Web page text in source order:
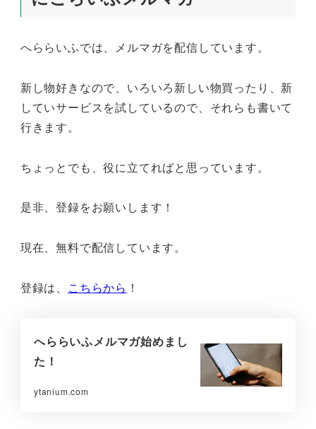
へららいふでは、メルマガを配信しています。
新し物好きなので、いろいろ新しい物買ったり、新
していサービスを試しているので、それらも書いて
行きます。
ちょっとでも、役に立てればと思っています。
是非、登録をお願いします！
現在、無料で配信しています。
登録は、 こちらから ！
へららいふメルマガ始めまし
た！
ytanium.com